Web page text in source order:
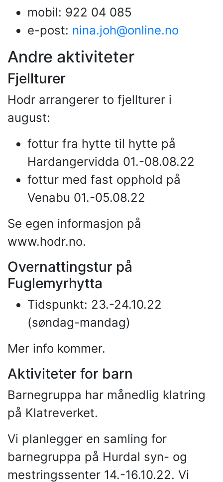
mobil: 922 04 085
e-post: nina.joh@online.no
Andre aktiviteter
Fjellturer
Hodr arrangerer to fjellturer i
august:
fottur fra hytte til hytte på
Hardangervidda 01.-08.08.22
fottur med fast opphold på
Venabu 01.-05.08.22
Se egen informasjon på
www.hodr.no.
Overnattingstur på
Fuglemyrhytta
Tidspunkt: 23.-24.10.22
(søndag-mandag)
Mer info kommer.
Aktiviteter for barn
Barnegruppa har månedlig klatring
på Klatreverket.
Vi planlegger en samling for
barnegruppa på Hurdal syn- og
mestringssenter 14.-16.10.22. Vi